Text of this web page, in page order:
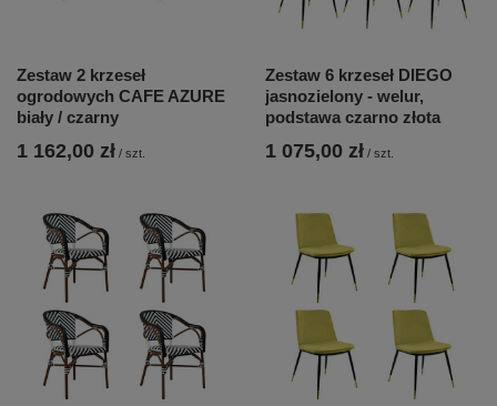
Zestaw 2 krzeseł
ogrodowych CAFE AZURE
biały / czarny
1 162,00 zł / szt.
Zestaw 6 krzeseł DIEGO
jasnozielony - welur,
podstawa czarno złota
1 075,00 zł / szt.